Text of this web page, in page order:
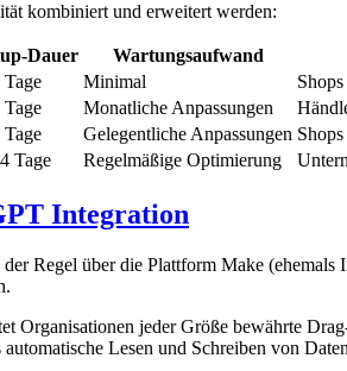
kombiniert und erweitert werden:
Dauer Wartungsaufwand
Tage Minimal
Tage Monatliche Anpassungen
Tage Gelegentliche Anpassungen
Tage Regelmäßige Optimierung
Integration
Regel über die Plattform Make
Organisationen jeder Größe bewährte
Lesen und Schreiben von